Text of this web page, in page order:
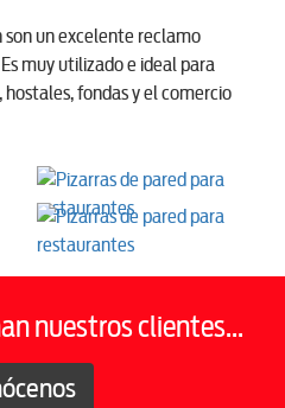
un excelente reclamo
muy utilizado e ideal para
fondas y el comercio
nuestros clientes...